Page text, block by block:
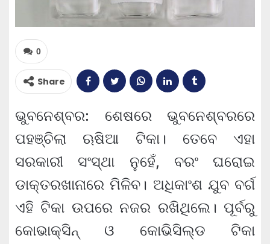
0
Share
ଭୁବନେଶ୍ବର: ଶେଷରେ ଭୁବନେଶ୍ବରରେ
ପହଞ୍ଚିଲା ଋଷିଆ ଟିକା। ତେବେ ଏହା
ସରକାରୀ ସଂସ୍ଥା ନୁହେଁ, ବରଂ ଘରୋଇ
ଡାକ୍ତରଖାନାରେ ମିଳିବ। ଅଧିକାଂଶ ଯୁବ ବର୍ଗ
ଏହି ଟିକା ଉପରେ ନଜର ରଖିଥିଲେ। ପୂର୍ବରୁ
କୋଭାକ୍ସିନ୍ ଓ କୋଭିସିଲ୍‌ଡ ଟିକା